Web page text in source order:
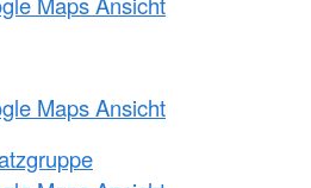
Maps Ansicht